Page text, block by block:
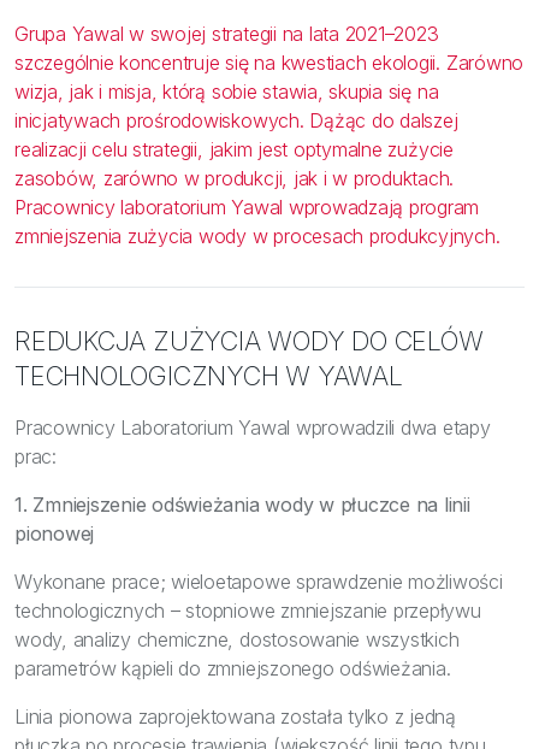
Grupa Yawal w swojej strategii na lata 2021–2023
szczególnie koncentruje się na kwestiach ekologii. Zarówno
wizja, jak i misja, którą sobie stawia, skupia się na
inicjatywach prośrodowiskowych. Dążąc do dalszej
realizacji celu strategii, jakim jest optymalne zużycie
zasobów, zarówno w produkcji, jak i w produktach.
Pracownicy laboratorium Yawal wprowadzają program
zmniejszenia zużycia wody w procesach produkcyjnych.
REDUKCJA ZUŻYCIA WODY DO CELÓW
TECHNOLOGICZNYCH W YAWAL
Pracownicy Laboratorium Yawal wprowadzili dwa etapy
prac:
1. Zmniejszenie odświeżania wody w płuczce na linii
pionowej
Wykonane prace; wieloetapowe sprawdzenie możliwości
technologicznych – stopniowe zmniejszanie przepływu
wody, analizy chemiczne, dostosowanie wszystkich
parametrów kąpieli do zmniejszonego odświeżania.
Linia pionowa zaprojektowana została tylko z jedną